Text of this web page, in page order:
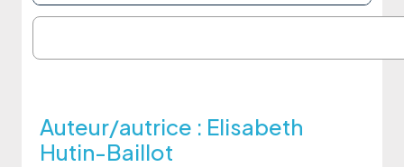
Auteur/autrice : Elisabeth
Hutin-Baillot